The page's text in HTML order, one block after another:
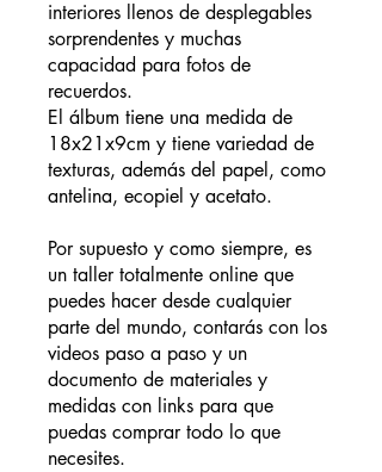
interiores llenos de desplegables
sorprendentes y muchas
capacidad para fotos de
recuerdos.
El álbum tiene una medida de
18x21x9cm y tiene variedad de
texturas, además del papel, como
antelina, ecopiel y acetato.
Por supuesto y como siempre, es
un taller totalmente online que
puedes hacer desde cualquier
parte del mundo, contarás con los
videos paso a paso y un
documento de materiales y
medidas con links para que
puedas comprar todo lo que
necesites.